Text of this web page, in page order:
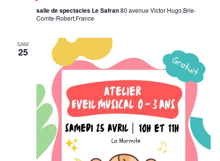
salle de spectacles Le Safran80 avenue Victor Hugo,Brie-
Comte-Robert,France
SAM
25